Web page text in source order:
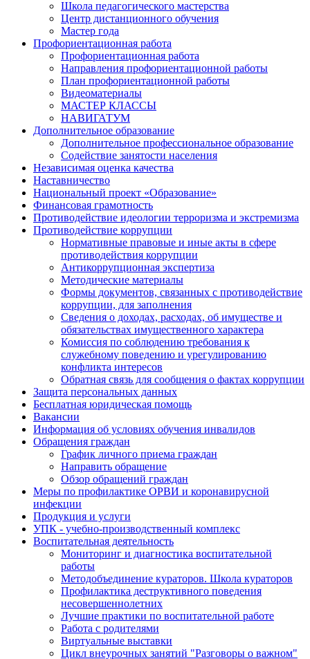
Школа педагогического мастерства
Центр дистанционного обучения
Мастер года
Профориентационная работа
Профориентационная работа
Направления профориентационной работы
План профориентационной работы
Видеоматериалы
МАСТЕР КЛАССЫ
НАВИГАТУМ
Дополнительное образование
Дополнительное профессиональное образование
Содействие занятости населения
Независимая оценка качества
Наставничество
Национальный проект «Образование»
Финансовая грамотность
Противодействие идеологии терроризма и экстремизма
Противодействие коррупции
Нормативные правовые и иные акты в сфере
противодействия коррупции
Антикоррупционная экспертиза
Методические материалы
Формы документов, связанных с противодействие
коррупции, для заполнения
Сведения о доходах, расходах, об имуществе и
обязательствах имущественного характера
Комиссия по соблюдению требования к
служебному поведению и урегулированию
конфликта интересов
Обратная связь для сообщения о фактах коррупции
Защита персональных данных
Бесплатная юридическая помощь
Вакансии
Информация об условиях обучения инвалидов
Обращения граждан
График личного приема граждан
Направить обращение
Обзор обращений граждан
Меры по профилактике ОРВИ и коронавирусной
инфекции
Продукция и услуги
УПК - учебно-производственный комплекс
Воспитательная деятельность
Мониторинг и диагностика воспитательной
работы
Методобъединение кураторов. Школа кураторов
Профилактика деструктивного поведения
несовершеннолетних
Лучшие практики по воспитательной работе
Работа с родителями
Виртуальные выставки
Цикл внеурочных занятий "Разговоры о важном"